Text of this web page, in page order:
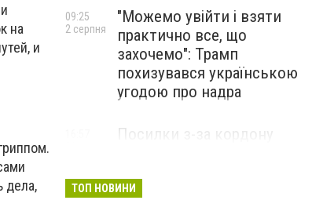
на
и
дела,
"Можемо увійти і взяти
практично все, що
захочемо": Трамп
похизувався українською
угодою про надра
09:25
2 серпня
Посилки з-за кордону
правила
ТОП НОВИНИ